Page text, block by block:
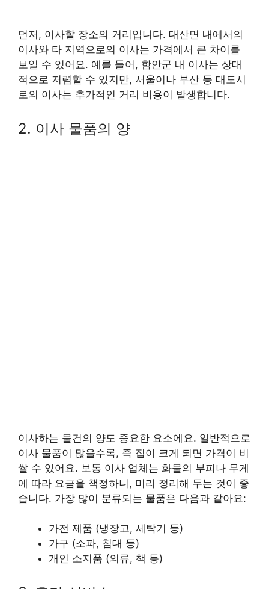
먼저, 이사할 장소의 거리입니다. 대산면 내에서의
이사와 타 지역으로의 이사는 가격에서 큰 차이를
보일 수 있어요. 예를 들어, 함안군 내 이사는 상대
적으로 저렴할 수 있지만, 서울이나 부산 등 대도시
로의 이사는 추가적인 거리 비용이 발생합니다.
2. 이사 물품의 양
이사하는 물건의 양도 중요한 요소에요. 일반적으로
이사 물품이 많을수록, 즉 집이 크게 되면 가격이 비
쌀 수 있어요. 보통 이사 업체는 화물의 부피나 무게
에 따라 요금을 책정하니, 미리 정리해 두는 것이 좋
습니다. 가장 많이 분류되는 물품은 다음과 같아요:
가전 제품 (냉장고, 세탁기 등)
가구 (소파, 침대 등)
개인 소지품 (의류, 책 등)